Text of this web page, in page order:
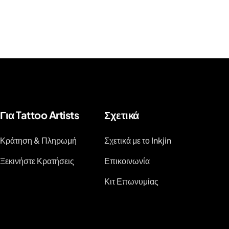
Για Tattoo Artists
Κράτηση & Πληρωμή
Ξεκινήστε Κρατήσεις
Σχετικά
Σχετικά με το Inkjin
Επικοινωνία
Κιτ Επωνυμίας